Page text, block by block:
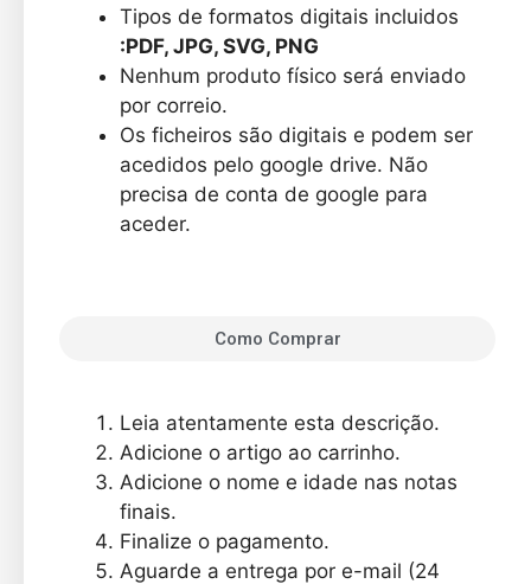
Tipos de formatos digitais incluidos
:PDF, JPG, SVG, PNG
Nenhum produto físico será enviado
por correio.
Os ficheiros são digitais e podem ser
acedidos pelo google drive. Não
precisa de conta de google para
aceder.
Como Comprar
Leia atentamente esta descrição.
Adicione o artigo ao carrinho.
Adicione o nome e idade nas notas
finais.
Finalize o pagamento.
Aguarde a entrega por e-mail (24